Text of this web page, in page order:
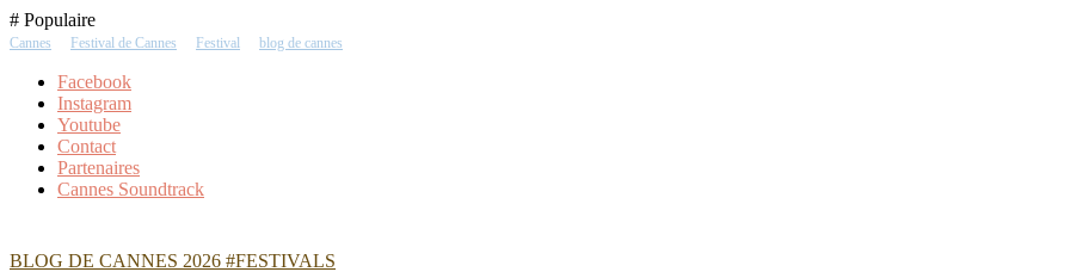
Skip
To
# Populaire
Cannes Festival de Cannes Festival blog de cannes
Facebook
Instagram
Youtube
Contact
Partenaires
Cannes Soundtrack
BLOG DE CANNES 2026 #FESTIVALS